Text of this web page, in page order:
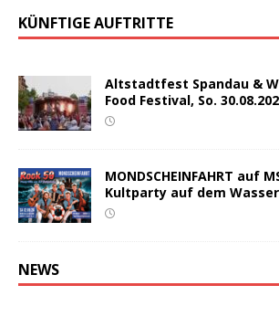
KÜNFTIGE AUFTRITTE
Altstadtfest Spandau &
Food Festival, So.
MONDSCHEINFAHRT auf
Kultparty auf dem
NEWS